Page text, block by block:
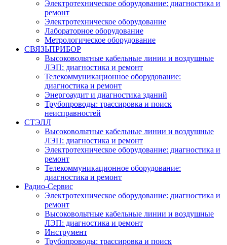
Электротехническое оборудование: диагностика и
ремонт
Электротехническое оборудование
Лабораторное оборудование
Метрологическое оборудование
СВЯЗЬПРИБОР
Высоковольтные кабельные линии и воздушные
ЛЭП: диагностика и ремонт
Телекоммуникационное оборудование:
диагностика и ремонт
Энергоаудит и диагностика зданий
Трубопроводы: трассировка и поиск
неисправностей
СТЭЛЛ
Высоковольтные кабельные линии и воздушные
ЛЭП: диагностика и ремонт
Электротехническое оборудование: диагностика и
ремонт
Телекоммуникационное оборудование:
диагностика и ремонт
Радио-Cервис
Электротехническое оборудование: диагностика и
ремонт
Высоковольтные кабельные линии и воздушные
ЛЭП: диагностика и ремонт
Инструмент
Трубопроводы: трассировка и поиск